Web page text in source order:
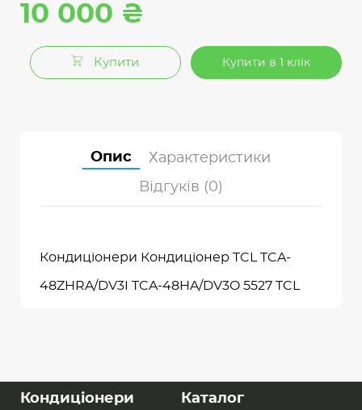
10 000 ₴
Купити Купити в 1 клік
Опис
Характеристики
Відгуків (0)
Кондиціонери Кондиціонер TCL TCA-
48ZHRA/DV3I TCA-48HA/DV3O 5527 TCL
Кондиціонери Каталог